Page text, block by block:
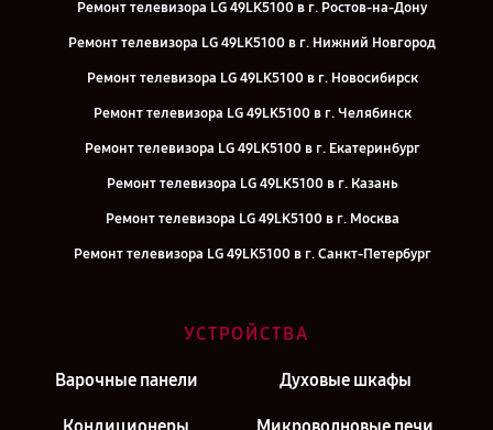
Ремонт телевизора LG 49LK5100 в г. Ростов-на-Дону
Ремонт телевизора LG 49LK5100 в г. Нижний Новгород
Ремонт телевизора LG 49LK5100 в г. Новосибирск
Ремонт телевизора LG 49LK5100 в г. Челябинск
Ремонт телевизора LG 49LK5100 в г. Екатеринбург
Ремонт телевизора LG 49LK5100 в г. Казань
Ремонт телевизора LG 49LK5100 в г. Москва
Ремонт телевизора LG 49LK5100 в г. Санкт-Петербург
УСТРОЙСТВА
Варочные панели Духовые шкафы